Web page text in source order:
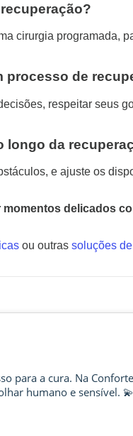
cirurgia programada,
processo de
respeitar seus
longo da
e ajuste os
delicados
ou outras soluções
para a cura. Na
humano e sensível.